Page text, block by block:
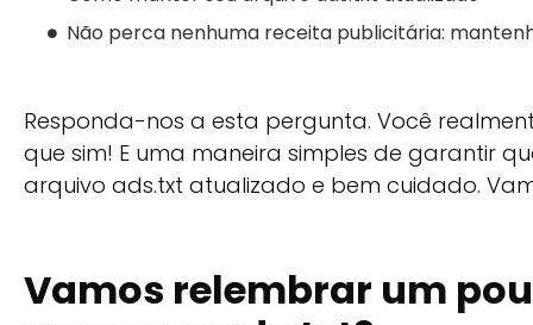
Não perca nenhuma receita publicitária:
Responda-nos a esta pergunta. Você
que sim! E uma maneira simples de garantir
arquivo ads.txt atualizado e bem cuidado.
Vamos relembrar um